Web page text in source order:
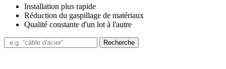
Installation plus rapide
Réduction du gaspillage de matériaux
Qualité constante d'un lot à l'autre
Recherche